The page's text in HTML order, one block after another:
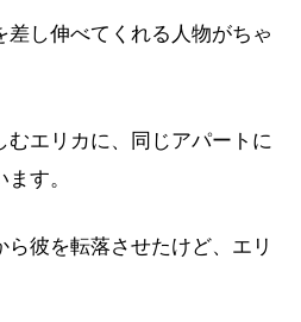
差し伸べてくれる人物がちゃ
むエリカに、同じアパートに
す。
彼を転落させたけど、エリ